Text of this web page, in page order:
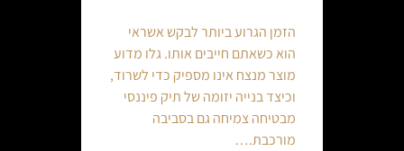
הזמן הגרוע ביותר לבקש אשראי
הוא כשאתם חייבים אותו. גלו מדוע
מוצר מנצח אינו מספיק כדי לשרוד,
וכיצד בנייה יזומה של תיק פיננסי
מבטיחה צמיחה גם בסביבה
מורכבת.…